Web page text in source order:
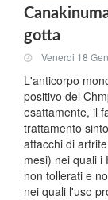
gotta
Venerdi 18
L'anticorpo
positivo del
esattamente, il
trattamento
attacchi di
mesi) nei quali i
non tollerati e
nei quali l'uso